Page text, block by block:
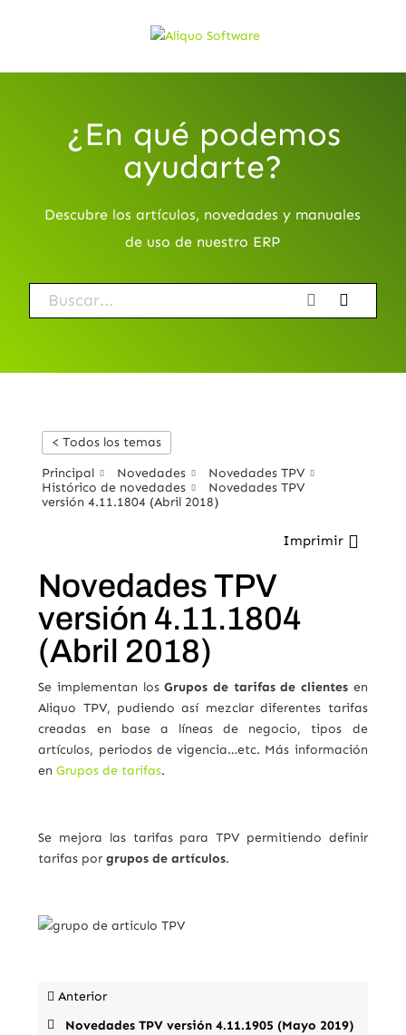
¿En qué podemos
ayudarte?
Descubre los artículos, novedades y manuales
de uso de nuestro ERP
< Todos los temas
Principal Novedades
Novedades TPV
Histórico de novedades
Novedades TPV
versión 4.11.1804 (Abril 2018)
Imprimir
Novedades TPV
versión 4.11.1804
(Abril 2018)
Se implementan losGrupos de tarifas de clientesen
Aliquo TPV, pudiendo así mezclar diferentes tarifas
creadas en base a líneas de negocio, tipos de
artículos, periodos de vigencia…etc. Más información
enGrupos de tarifas.
Se mejora las tarifas para TPV permitiendo definir
tarifas porgrupos de artículos.
Anterior
Novedades TPV versión 4.11.1905 (Mayo 2019)